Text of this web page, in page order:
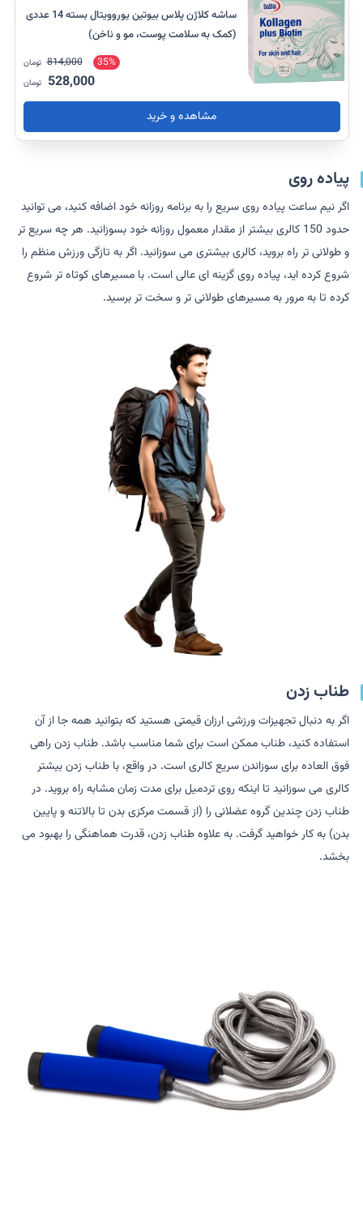
ساشه کلاژن پلاس بیوتین یوروویتال بسته 14 عددی
(کمک به سلامت پوست، مو و ناخن)
35%
814,000 تومان
528,000 تومان
مشاهده و خرید
پیاده روی
اگر نیم ساعت پیاده روی سریع را به برنامه روزانه خود اضافه کنید، می توانید
حدود 150 کالری بیشتر از مقدار معمول روزانه خود بسوزانید. هر چه سریع تر
و طولانی تر راه بروید، کالری بیشتری می سوزانید. اگر به تازگی ورزش منظم را
شروع کرده اید، پیاده روی گزینه ای عالی است. با مسیرهای کوتاه تر شروع
کرده تا به مرور به مسیرهای طولانی تر و سخت تر برسید.
طناب زدن
اگر به دنبال تجهیزات ورزشی ارزان قیمتی هستید که بتوانید همه جا از آن
استفاده کنید، طناب ممکن است برای شما مناسب باشد. طناب زدن راهی
فوق العاده برای سوزاندن سریع کالری است. در واقع، با طناب زدن بیشتر
کالری می سوزانید تا اینکه روی تردمیل برای مدت زمان مشابه راه بروید. در
طناب زدن چندین گروه عضلانی را (از قسمت مرکزی بدن تا بالاتنه و پایین
بدن) به کار خواهید گرفت. به علاوه طناب زدن، قدرت هماهنگی را بهبود می
بخشد.